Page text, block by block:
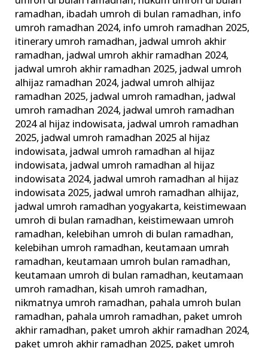
ramadhan, ibadah umroh di bulan ramadhan, info
umroh ramadhan 2024, info umroh ramadhan 2025,
itinerary umroh ramadhan, jadwal umroh akhir
ramadhan, jadwal umroh akhir ramadhan 2024,
jadwal umroh akhir ramadhan 2025, jadwal umroh
alhijaz ramadhan 2024, jadwal umroh alhijaz
ramadhan 2025, jadwal umroh ramadhan, jadwal
umroh ramadhan 2024, jadwal umroh ramadhan
2024 al hijaz indowisata, jadwal umroh ramadhan
2025, jadwal umroh ramadhan 2025 al hijaz
indowisata, jadwal umroh ramadhan al hijaz
indowisata, jadwal umroh ramadhan al hijaz
indowisata 2024, jadwal umroh ramadhan al hijaz
indowisata 2025, jadwal umroh ramadhan alhijaz,
jadwal umroh ramadhan yogyakarta, keistimewaan
umroh di bulan ramadhan, keistimewaan umroh
ramadhan, kelebihan umroh di bulan ramadhan,
kelebihan umroh ramadhan, keutamaan umrah
ramadhan, keutamaan umroh bulan ramadhan,
keutamaan umroh di bulan ramadhan, keutamaan
umroh ramadhan, kisah umroh ramadhan,
nikmatnya umroh ramadhan, pahala umroh bulan
ramadhan, pahala umroh ramadhan, paket umroh
akhir ramadhan, paket umroh akhir ramadhan 2024,
paket umroh akhir ramadhan 2025, paket umroh